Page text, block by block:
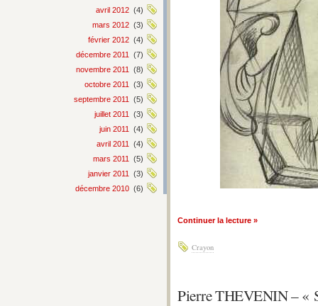
avril 2012 (4)
mars 2012 (3)
février 2012 (4)
décembre 2011
(7)
novembre 2011
(8)
octobre 2011
(3)
septembre 2011
(5)
juillet 2011
(3)
juin 2011
(4)
avril 2011
(4)
mars 2011
(5)
janvier 2011
(3)
décembre 2010 (6)
Continuer la lecture »
Crayon
Pierre THEVENIN – «